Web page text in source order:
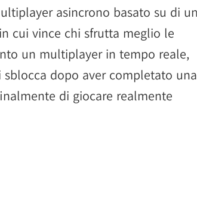
asincrono basato su di un
cui vince chi sfrutta meglio le
un multiplayer in tempo reale,
dopo aver completato una
di giocare realmente